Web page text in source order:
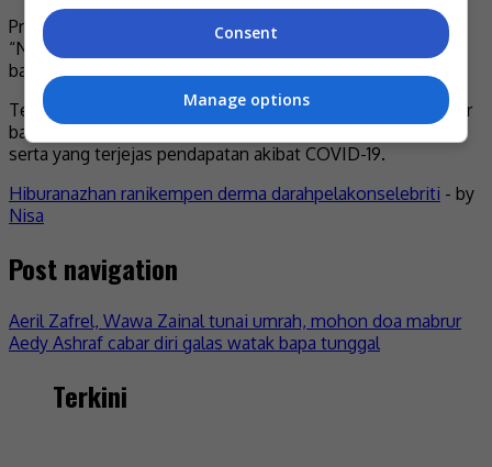
Program ini merupakan kerjasama antara pelakon drama
“Nur” itu dengan pasukan Summit Attack Resources (SAR)
bagi memupuk semangat kemasyarakatan.
Terdahulu, pasukan SAR turut mengadakan misi menghulur
bantuan keperluan kepada keluarga berpendapatan rendah
serta yang terjejas pendapatan akibat COVID-19.
Hiburanazhan ranikempen derma darahpelakonselebriti - by
Nisa
Post navigation
Aeril Zafrel, Wawa Zainal tunai umrah, mohon doa mabrur
Aedy Ashraf cabar diri galas watak bapa tunggal
Terkini
Consent
Manage options